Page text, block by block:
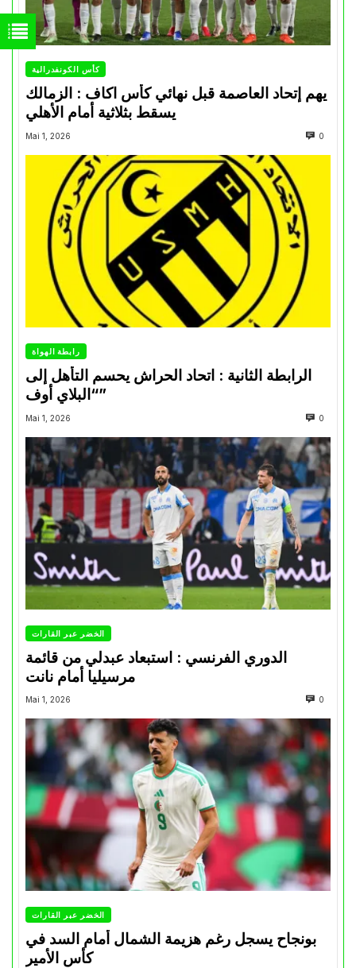
كأس الكونفدرالية
يهم إتحاد العاصمة قبل نهائي كأس اكاف : الزمالك
Mai 1, 2026 0
رابطة الهواة
الرابطة الثانية : اتحاد الحراش يحسم التأهل إلى
“البلاي أوف”
Mai 1, 2026 0
الخضر عبر القارات
الدوري الفرنسي : استبعاد عبدلي من قائمة
مرسيليا أمام نانت
Mai 1, 2026 0
الخضر عبر القارات
بونجاح يسجل رغم هزيمة الشمال أمام السد في
كأس الأمير